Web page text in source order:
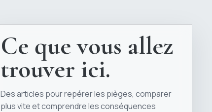
Ce que vous allez
trouver ici.
Des articles pour repérer les pièges, comparer
plus vite et comprendre les conséquences